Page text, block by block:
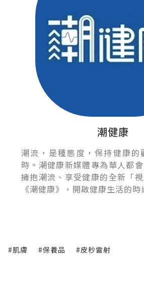
潮健康
潮流，是種態度，保持健康的
時。潮健康新媒體專為華人都
擁抱潮流、享受健康的全新「
《潮健康》，開啟健康生活的時
#肌膚 #保養品 #皮秒雷射